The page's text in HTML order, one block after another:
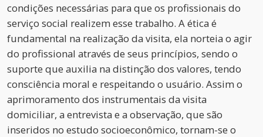
condições necessárias para que os profissionais do
serviço social realizem esse trabalho. A ética é
fundamental na realização da visita, ela norteia o agir
do profissional através de seus princípios, sendo o
suporte que auxilia na distinção dos valores, tendo
consciência moral e respeitando o usuário. Assim o
aprimoramento dos instrumentais da visita
domiciliar, a entrevista e a observação, que são
inseridos no estudo socioeconômico, tornam-se o